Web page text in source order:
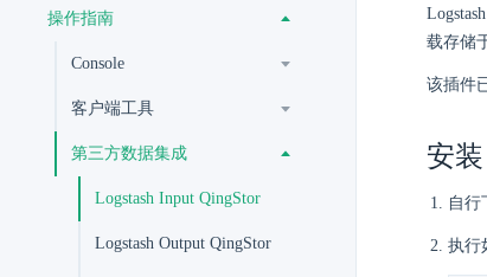
操作指南
Console
客户端工具
第三方数据集成
Logstash Input QingStor
Logstash Output QingStor
载存储
该插件
安装
自行
执行